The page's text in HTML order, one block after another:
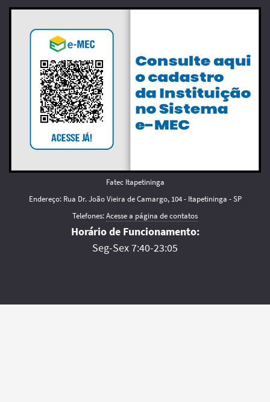
Fatec Itapetininga
Endereço: Rua Dr. João Vieira de Camargo, 104 - Itapetininga - SP
Telefones:Acesse a página de contatos
Horário de Funcionamento:
Seg-Sex 7:40-23:05